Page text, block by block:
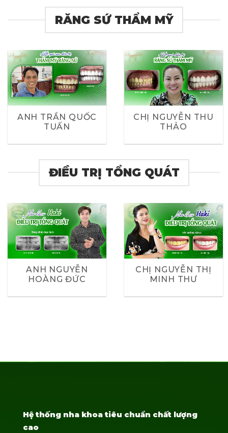
RĂNG SỨ THẨM MỸ
ANH TRẦN QUỐC
TUẤN
CHỊ NGUYỄN THU
THẢO
ĐIỀU TRỊ TỔNG QUÁT
ANH NGUYỄN
HOÀNG ĐỨC
CHỊ NGUYỄN THỊ
MINH THƯ
Hệ thống nha khoa tiêu chuẩn chất lượng
cao